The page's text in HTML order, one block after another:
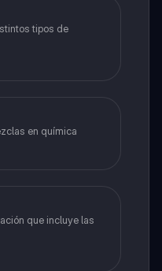
tipos de
en química
que incluye las